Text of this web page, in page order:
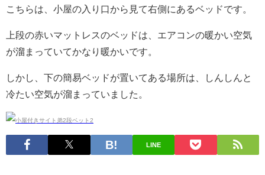
こちらは、小屋の入り口から見て右側にあるベッドです。
上段の赤いマットレスのベッドは、エアコンの暖かい空気
が溜まっていてかなり暖かいです。
しかし、下の簡易ベッドが置いてある場所は、しんしんと
冷たい空気が溜まっていました。
LINE